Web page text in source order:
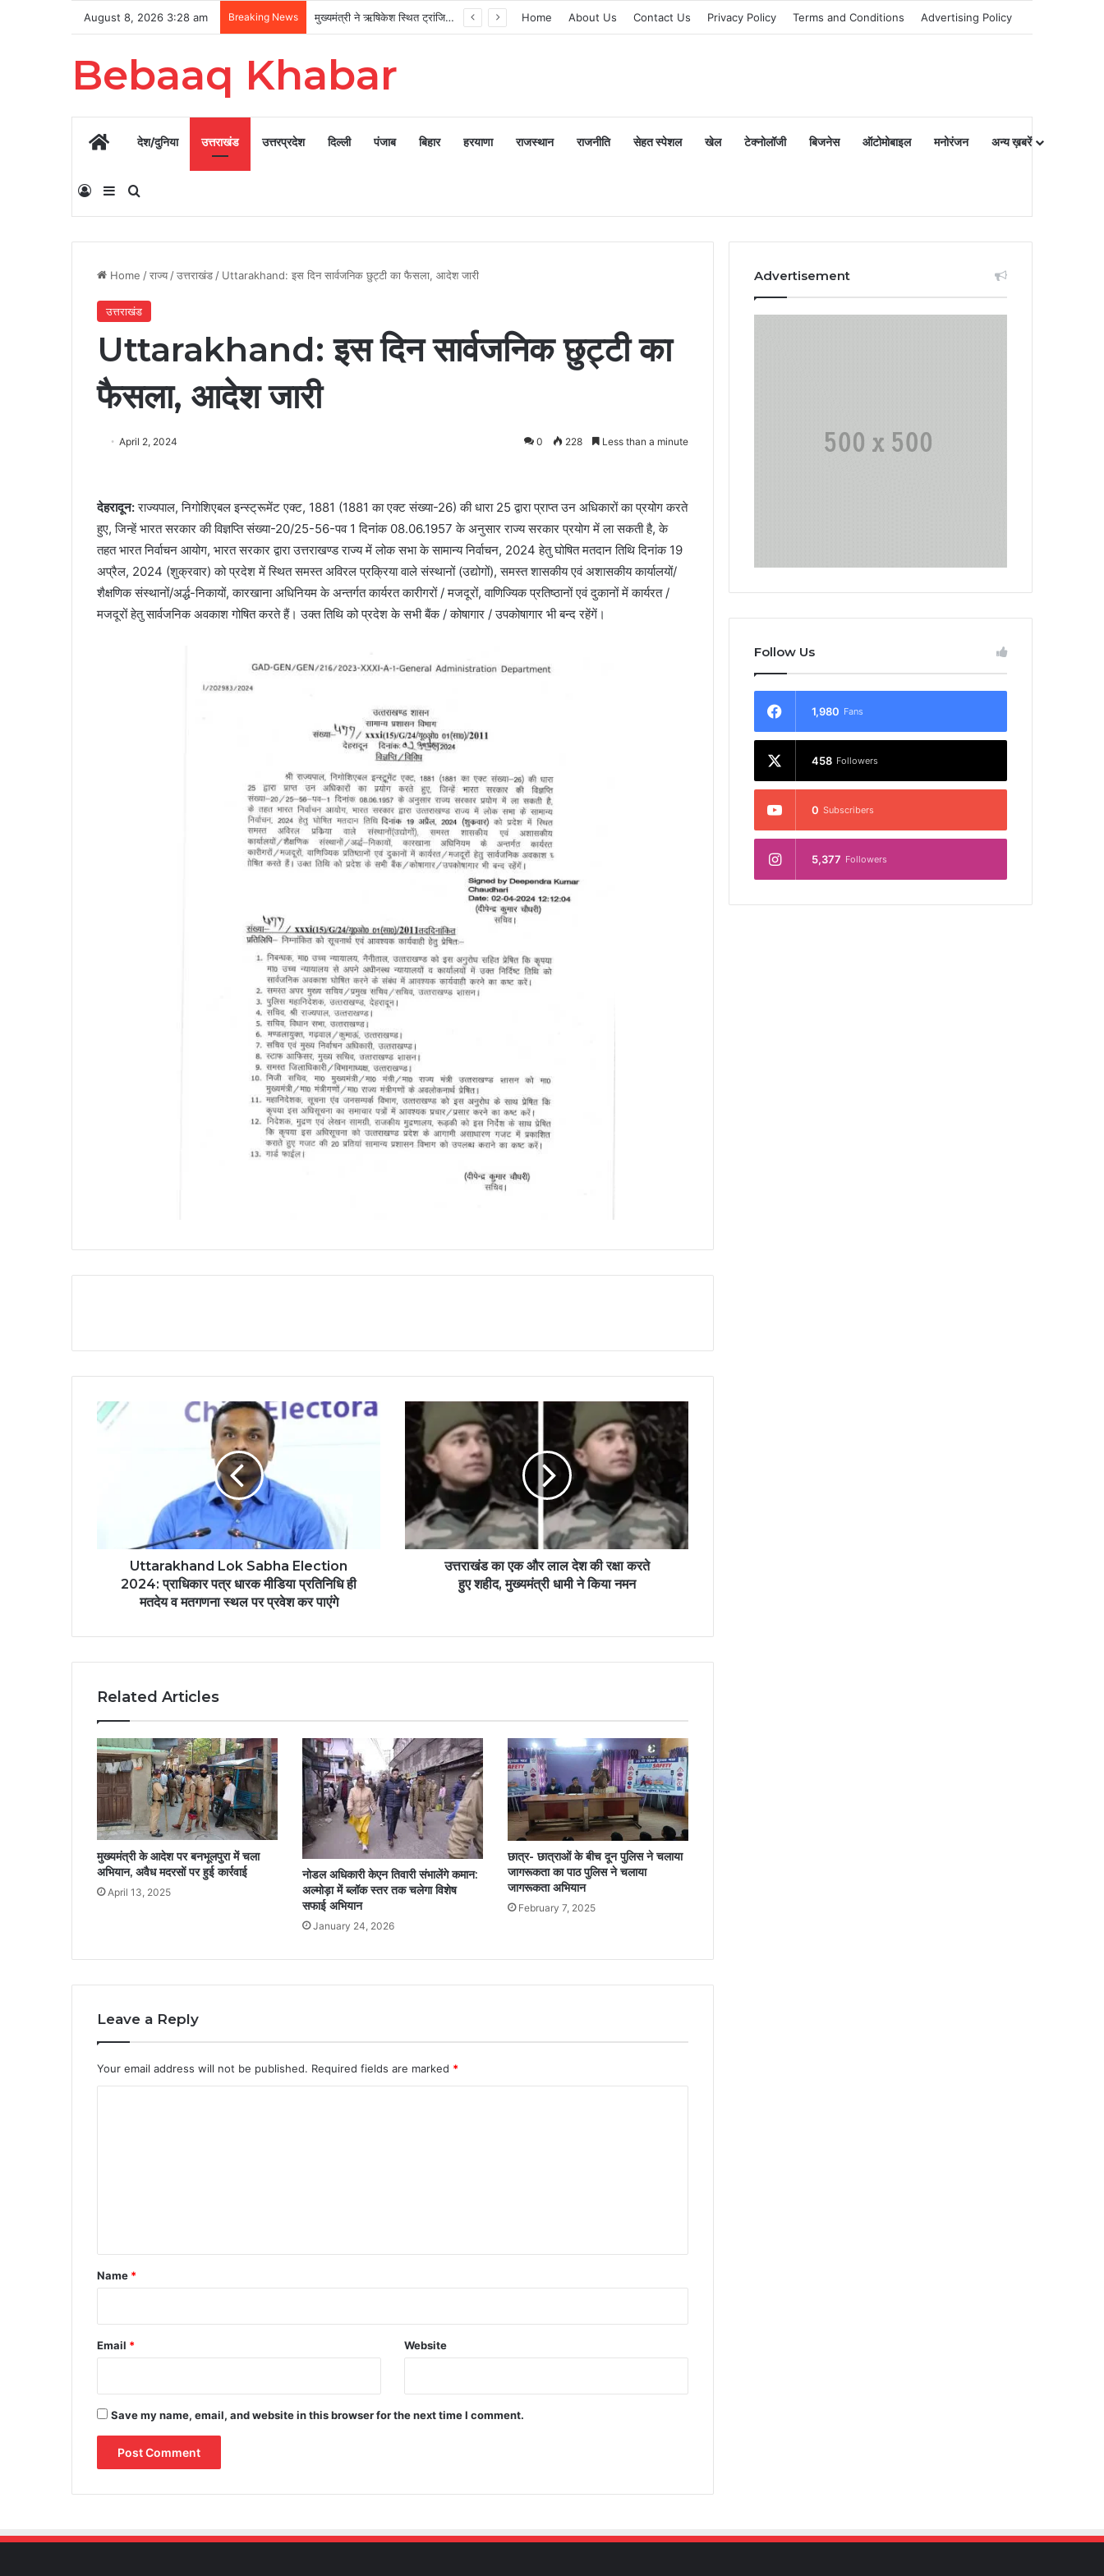
August 8, 2026 3:28 am Breaking News मुख्यमंत्री ने ऋषिकेश स्थित ट्रांजिट कैंप का किया औचक निरीक्षण Home About Us Contact Us Privacy Policy Terms and Conditions Advertising Policy
Bebaaq Khabar
Homeदेश/दुनिया उत्तराखंड उत्तरप्रदेश दिल्ली पंजाब बिहार हरयाणा राजस्थान राजनीति सेहत स्पेशल खेल टेक्नोलॉजी बिजनेस ऑटोमोबाइल मनोरंजन अन्य ख़बरें
Log InSidebarSearch for
Home /राज्य /उत्तराखंड / Uttarakhand: इस दिन सार्वजनिक छुट्टी का फैसला, आदेश जारी
उत्तराखंड
Uttarakhand: इस दिन सार्वजनिक छुट्टी का
फैसला, आदेश जारी
April 2, 2024 0 228 Less than a minute
देहरादून: राज्यपाल, निगोशिएबल इन्स्ट्रूमेंट एक्ट, 1881 (1881 का एक्ट संख्या-26) की धारा 25 द्वारा प्राप्त उन अधिकारों का प्रयोग करते
हुए, जिन्हें भारत सरकार की विज्ञप्ति संख्या-20/25-56-पव 1 दिनांक 08.06.1957 के अनुसार राज्य सरकार प्रयोग में ला सकती है, के
तहत भारत निर्वाचन आयोग, भारत सरकार द्वारा उत्तराखण्ड राज्य में लोक सभा के सामान्य निर्वाचन, 2024 हेतु घोषित मतदान तिथि दिनांक 19
अप्रैल, 2024 (शुक्रवार) को प्रदेश में स्थित समस्त अविरल प्रक्रिया वाले संस्थानों (उद्योगों), समस्त शासकीय एवं अशासकीय कार्यालयों/
शैक्षणिक संस्थानों/अर्द्ध-निकायों, कारखाना अधिनियम के अन्तर्गत कार्यरत कारीगरों / मजदूरों, वाणिज्यिक प्रतिष्ठानों एवं दुकानों में कार्यरत /
मजदूरों हेतु सार्वजनिक अवकाश गोषित करते हैं। उक्त तिथि को प्रदेश के सभी बैंक / कोषागार / उपकोषागार भी बन्द रहेंगें।
Uttarakhand Lok Sabha Election
2024: प्राधिकार पत्र धारक मीडिया प्रतिनिधि ही
मतदेय व मतगणना स्थल पर प्रवेश कर पाएंगे
उत्तराखंड का एक और लाल देश की रक्षा करते
हुए शहीद, मुख्यमंत्री धामी ने किया नमन
Related Articles
मुख्यमंत्री के आदेश पर बनभूलपुरा में चला
अभियान, अवैध मदरसों पर हुई कार्रवाई
April 13, 2025
नोडल अधिकारी केएन तिवारी संभालेंगे कमान:
अल्मोड़ा में ब्लॉक स्तर तक चलेगा विशेष
सफाई अभियान
January 24, 2026
छात्र- छात्राओं के बीच दून पुलिस ने चलाया
जागरूकता का पाठ पुलिस ने चलाया
जागरूकता अभियान
February 7, 2025
Leave a Reply
Your email address will not be published. Required fields are marked *
*
Name *
Email * Website
Save my name, email, and website in this browser for the next time I comment.
Advertisement
Follow Us
1,980 Fans
458 Followers
0 Subscribers
5,377 Followers